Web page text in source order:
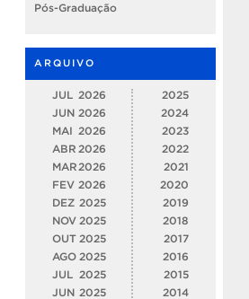
Pós-Graduação
ARQUIVO
JUL 2026
JUN 2026
MAI
2026
ABR 2026
MAR 2026
FEV 2026
DEZ 2025
NOV 2025
OUT 2025
AGO 2025
JUL
2025
JUN 2025
2025
2024
2023
2022
2021
2020
2019
2018
2017
2016
2015
2014